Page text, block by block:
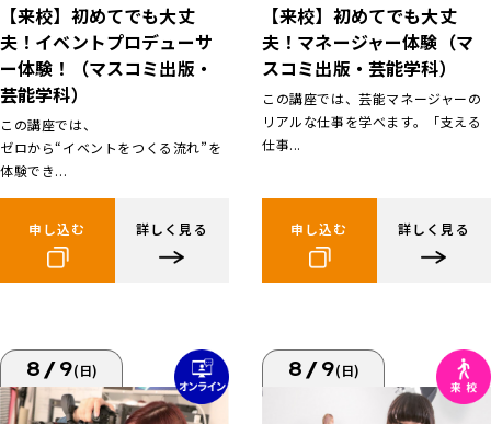
【来校】初めてでも大丈
夫！イベントプロデューサ
ー体験！（マスコミ出版・
芸能学科）
この講座では、
ゼロから“イベントをつくる流れ”を
体験でき...
申し込む 詳しく見る
【来校】初めてでも大丈
夫！マネージャー体験（マ
スコミ出版・芸能学科）
この講座では、芸能マネージャーの
リアルな仕事を学べます。「支える
仕事...
申し込む 詳しく見る
8/9(日) 8/9(日)